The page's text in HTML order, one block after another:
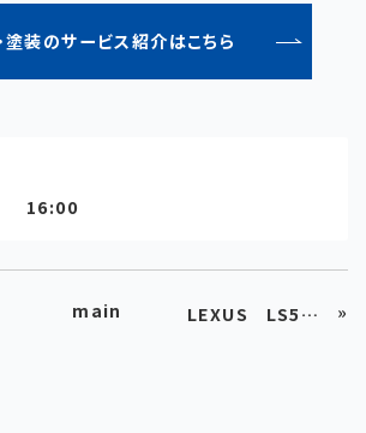
塗装のサービス紹介はこちら
16:00
main LEXUS LS500ｈ（レクサス LS500ｈ） »